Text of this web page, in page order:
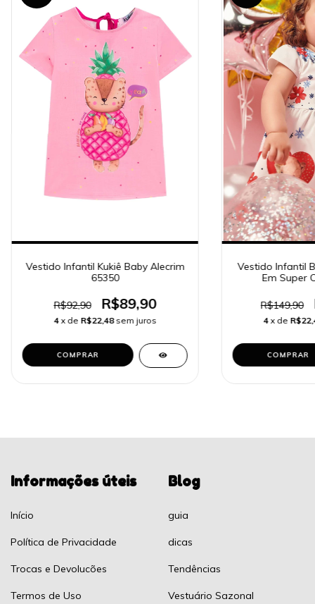
Vestido Infantil Kukiê Baby Alecrim
65350
R$92,90 R$89,90
4 x de R$22,48 sem juros
COMPRAR
Vestido Infantil
Em Super
R$149,90
4 x de
COMPRAR
Informações úteis
Início
Política de Privacidade
Trocas e Devolucões
Termos de Uso
Blog
guia
dicas
Tendências
Vestuário Sazonal